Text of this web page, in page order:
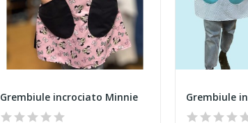
Grembiule incrociato Minnie Grembiule